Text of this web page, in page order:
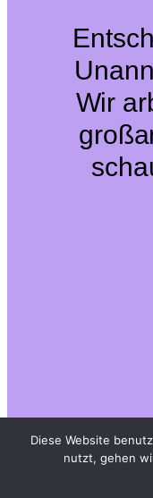
Wir
Diese Website
nutzt, gehen